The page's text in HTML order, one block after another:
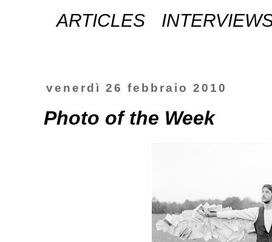
ARTICLES
venerdì 26 febbraio 2010
Photo of the Week